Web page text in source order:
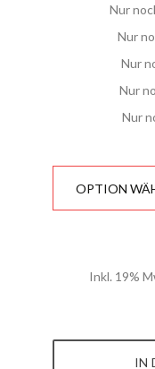
Nur
Nur
Nur
Nur
Nur
Inkl. 19%
IN